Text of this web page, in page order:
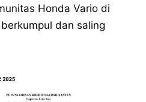
Honda Vario di
dan saling